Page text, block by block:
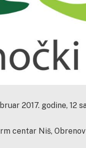
2017. godine, 12
centar Niš,